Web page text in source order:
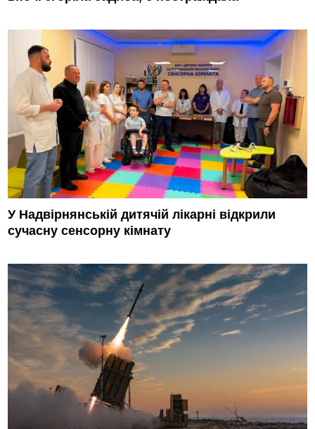
У Надвірнянській дитячій лікарні відкрили
сучасну сенсорну кімнату